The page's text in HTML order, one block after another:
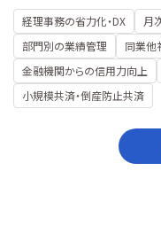
経理事務の省力化・DX 月
部門別の業績管理
同業他
金融機関からの信用力向上
小規模共済・倒産防止共済